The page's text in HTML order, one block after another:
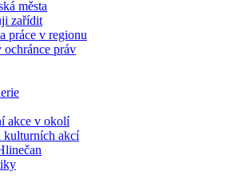
města
zařídit
práce v regionu
ochránce práv
akce v okolí
kulturních akcí